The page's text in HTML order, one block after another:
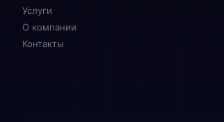
Услуги
О компании
Контакты